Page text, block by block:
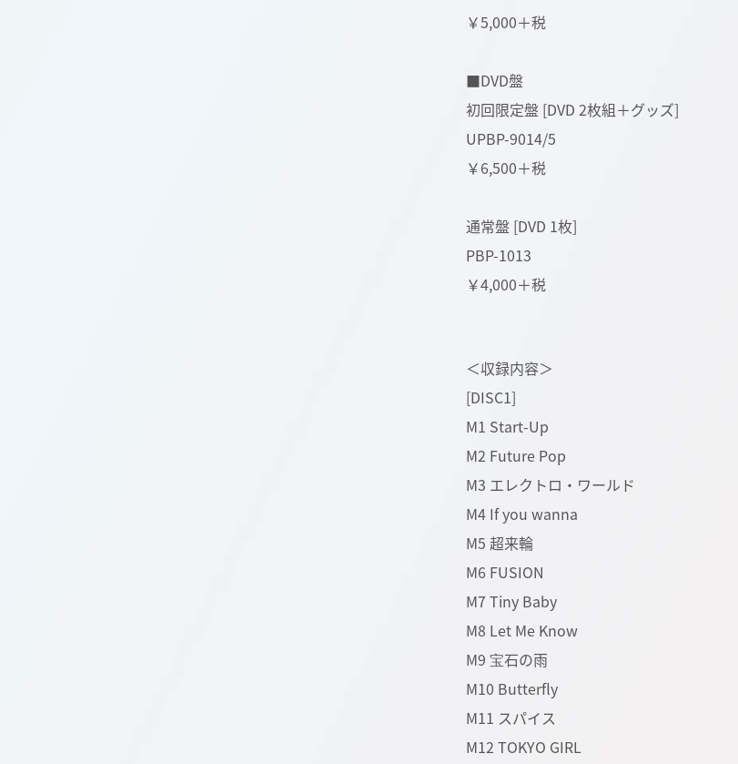
￥5,000＋税
■DVD盤
初回限定盤 [DVD 2枚組＋グッズ]
UPBP-9014/5
￥6,500＋税
通常盤 [DVD 1枚]
PBP-1013
￥4,000＋税
＜収録内容＞
[DISC1]
M1 Start-Up
M2 Future Pop
M3 エレクトロ・ワールド
M4 If you wanna
M5 超来輪
M6 FUSION
M7 Tiny Baby
M8 Let Me Know
M9 宝石の雨
M10 Butterfly
M11 スパイス
M12 TOKYO GIRL